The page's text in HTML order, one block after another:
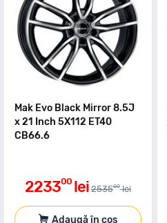
Mak Evo Black Mirror 8.5J
x 21 Inch 5X112 ET40
CB66.6
223300 lei 253500 lei
Adaugă în coș